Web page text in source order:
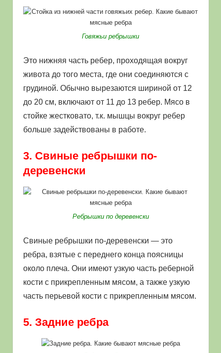
Говяжьи ребрышки
Это нижняя часть ребер, проходящая вокруг
живота до того места, где они соединяются с
грудиной. Обычно вырезаются шириной от 12
до 20 см, включают от 11 до 13 ребер. Мясо в
стойке жестковато, т.к. мышцы вокруг ребер
больше задействованы в работе.
3. Свиные ребрышки по-
деревенски
Ребрышки по деревенски
Свиные ребрышки по-деревенски — это
ребра, взятые с переднего конца поясницы
около плеча. Они имеют узкую часть реберной
кости с прикрепленным мясом, а также узкую
часть перьевой кости с прикрепленным мясом.
5. Задние ребра